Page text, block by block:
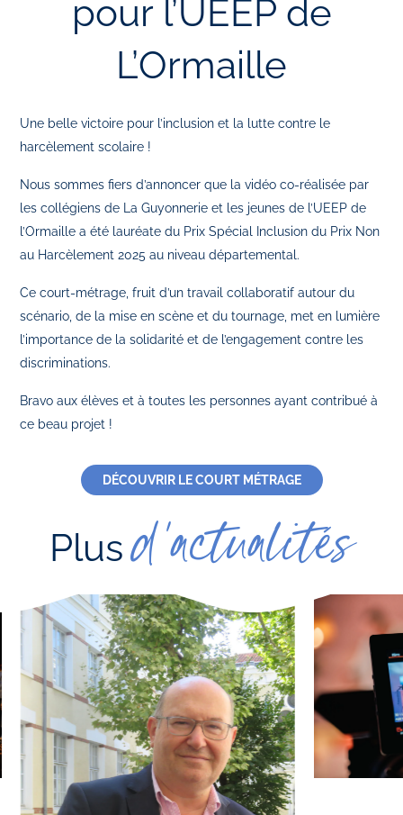
pour l’UEEP de
L’Ormaille
Une belle victoire pour l’inclusion et la lutte contre le
harcèlement scolaire !
Nous sommes fiers d’annoncer que la vidéo co-réalisée par
les collégiens de La Guyonnerie et les jeunes de l’UEEP de
l’Ormaille a été lauréate du Prix Spécial Inclusion du Prix Non
au Harcèlement 2025 au niveau départemental.
Ce court-métrage, fruit d’un travail collaboratif autour du
scénario, de la mise en scène et du tournage, met en lumière
l’importance de la solidarité et de l’engagement contre les
discriminations.
Bravo aux élèves et à toutes les personnes ayant contribué à
ce beau projet !
DÉCOUVRIR LE COURT MÉTRAGE
Plusd'actualités